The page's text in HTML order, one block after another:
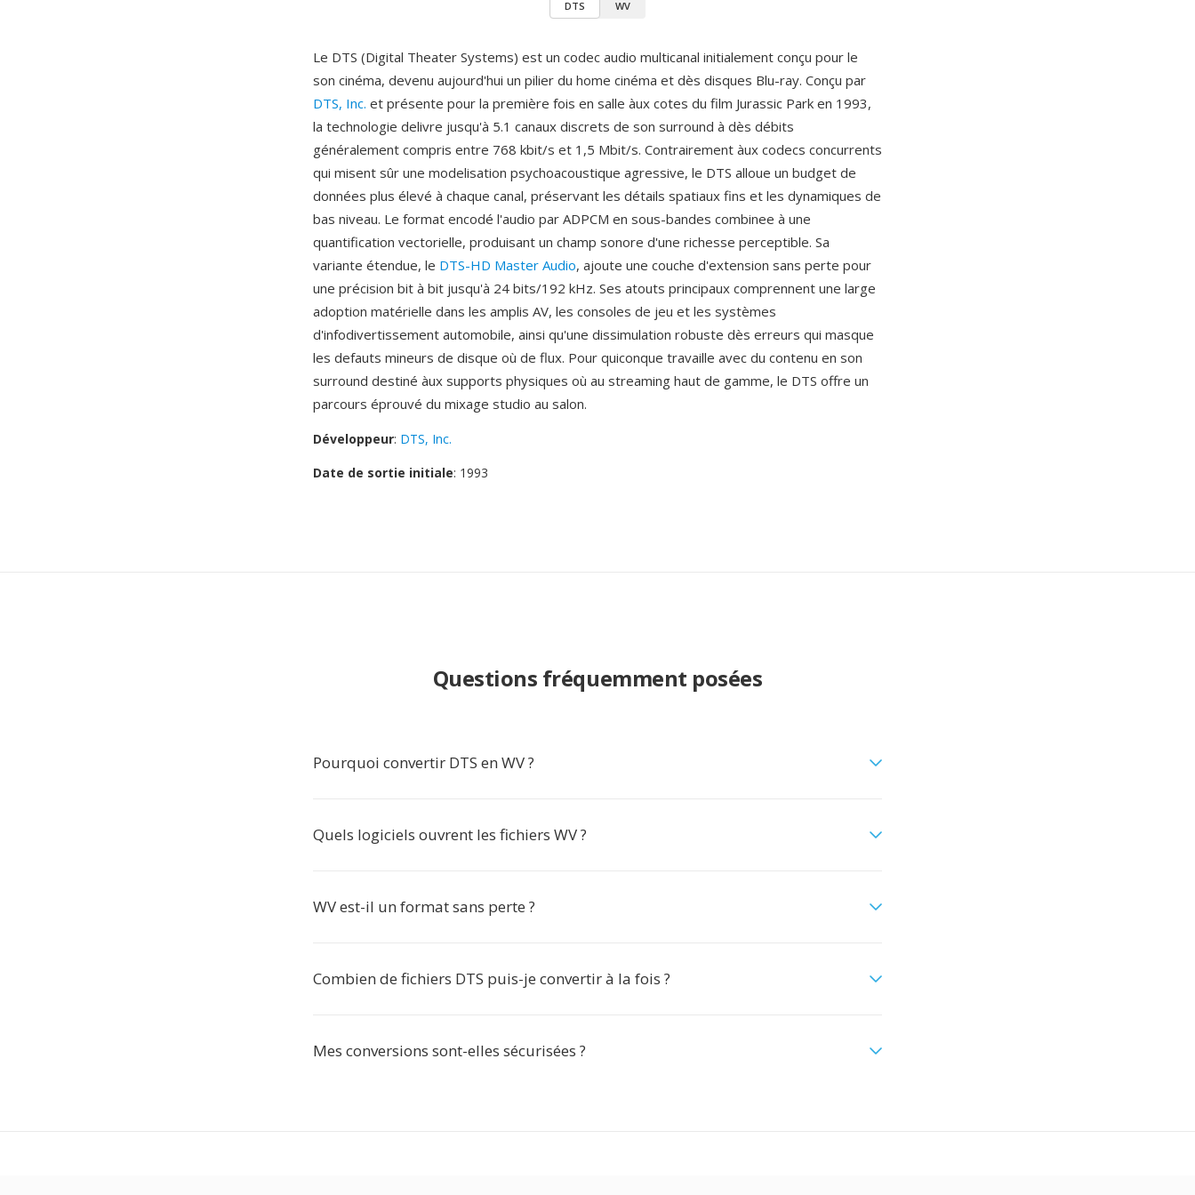
DTS WV
Le DTS (Digital Theater Systems) est un codec audio multicanal initialement conçu pour le
son cinéma, devenu aujourd'hui un pilier du home cinéma et dès disques Blu-ray. Conçu par
DTS, Inc. et présente pour la première fois en salle àux cotes du film Jurassic Park en 1993,
la technologie delivre jusqu'à 5.1 canaux discrets de son surround à dès débits
généralement compris entre 768 kbit/s et 1,5 Mbit/s. Contrairement àux codecs concurrents
qui misent sûr une modelisation psychoacoustique agressive, le DTS alloue un budget de
données plus élevé à chaque canal, préservant les détails spatiaux fins et les dynamiques de
bas niveau. Le format encodé l'audio par ADPCM en sous-bandes combinee à une
quantification vectorielle, produisant un champ sonore d'une richesse perceptible. Sa
variante étendue, le DTS-HD Master Audio, ajoute une couche d'extension sans perte pour
une précision bit à bit jusqu'à 24 bits/192 kHz. Ses atouts principaux comprennent une large
adoption matérielle dans les amplis AV, les consoles de jeu et les systèmes
d'infodivertissement automobile, ainsi qu'une dissimulation robuste dès erreurs qui masque
les defauts mineurs de disque où de flux. Pour quiconque travaille avec du contenu en son
surround destiné àux supports physiques où au streaming haut de gamme, le DTS offre un
parcours éprouvé du mixage studio au salon.
Développeur: DTS, Inc.
Date de sortie initiale: 1993
Questions fréquemment posées
Pourquoi convertir DTS en WV ?
Quels logiciels ouvrent les fichiers WV ?
WV est-il un format sans perte ?
Combien de fichiers DTS puis-je convertir à la fois ?
Mes conversions sont-elles sécurisées ?